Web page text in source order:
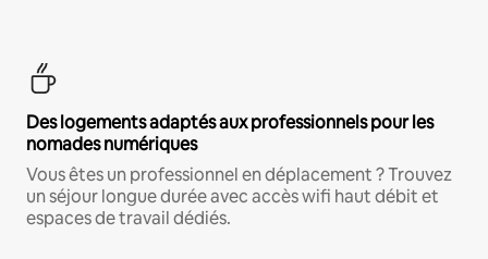
Des logements adaptés aux professionnels pour les
nomades numériques
Vous êtes un professionnel en déplacement ? Trouvez
un séjour longue durée avec accès wifi haut débit et
espaces de travail dédiés.